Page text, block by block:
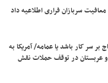
سربازان فراری اطلاعیه داد
سر کار باشد یا عمامه/ آمریکا به
عربستان در توقف حملات نقش